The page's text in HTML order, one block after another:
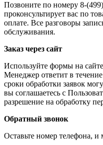
Позвоните по номеру 8-
проконсультирует вас по
оплате. Все разговоры
обслуживания.
Заказ через сайт
Используйте формы на
Менеджер ответит в
сроки обработки заявок
вы соглашаетесь с
разрешение на обработку
Обратный звонок
Оставьте номер телефона,